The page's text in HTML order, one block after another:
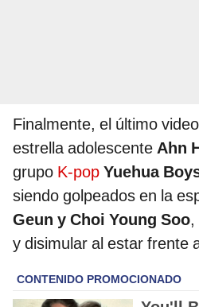
Finalmente, el último
estrella adolescente Ahn
grupo K-pop Yuehua
siendo golpeados en la
Geun y Choi Young Soo,
y disimular al estar frente